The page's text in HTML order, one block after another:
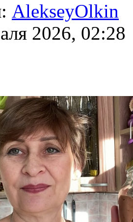
AlekseyOlkin
2026, 02:28